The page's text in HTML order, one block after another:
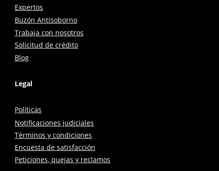
Expertos
Buzón Antisoborno
Trabaja con nosotros
Solicitud de crédito
Blog
Legal
Políticas
Notificaciones judiciales
Términos y condiciones
Encuesta de satisfacción
Peticiones, quejas y reclamos